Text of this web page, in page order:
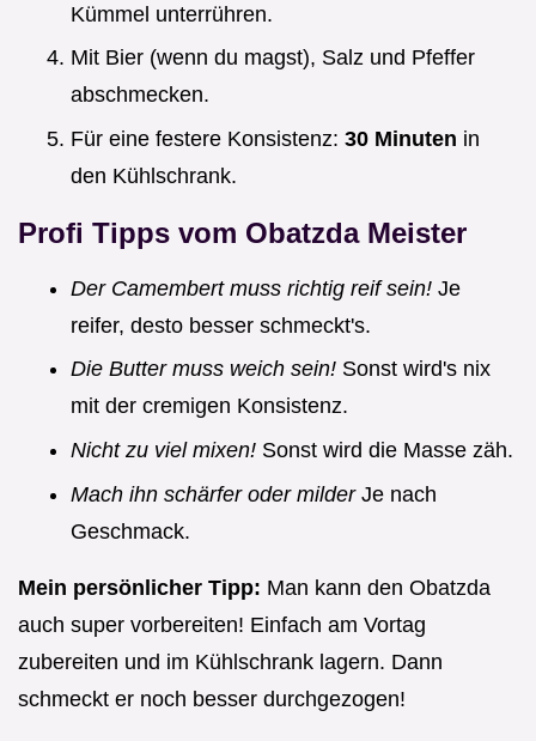
Kümmel unterrühren.
Mit Bier (wenn du magst), Salz und Pfeffer
abschmecken.
Für eine festere Konsistenz: 30 Minuten in
den Kühlschrank.
Profi Tipps vom Obatzda Meister
Der Camembert muss richtig reif sein! Je
reifer, desto besser schmeckt's.
Die Butter muss weich sein! Sonst wird's nix
mit der cremigen Konsistenz.
Nicht zu viel mixen! Sonst wird die Masse zäh.
Mach ihn schärfer oder milder Je nach
Geschmack.
Mein persönlicher Tipp: Man kann den Obatzda
auch super vorbereiten! Einfach am Vortag
zubereiten und im Kühlschrank lagern. Dann
schmeckt er noch besser durchgezogen!